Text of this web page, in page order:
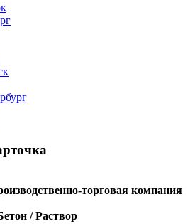
торговая компания
/ Раствор